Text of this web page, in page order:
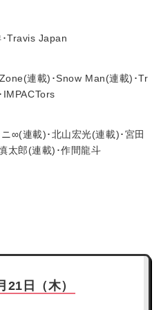
Travis Japan
連載)･Snow Man(連載)･Tr
∞(連載)･北山宏光(連載)･宮田
太郎(連載)･作間龍斗
21日（木）